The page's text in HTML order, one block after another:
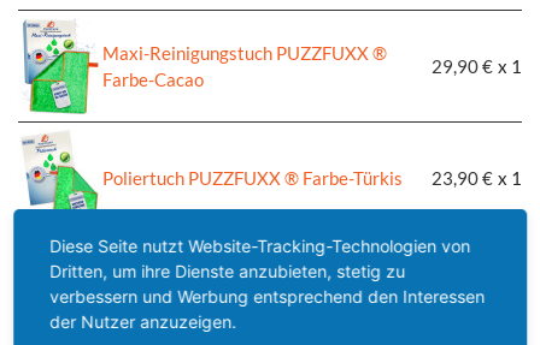
Maxi-Reinigungstuch PUZZFUXX ®
Farbe-Cacao
29,90 € x 1
Poliertuch PUZZFUXX ® Farbe-Türkis 23,90 € x 1
Reinigungstuch PUZZFUXX ® Farbe-
Türkis
18,50 €
Diese Seite nutzt Website-Tracking-Technologien von
Dritten, um ihre Dienste anzubieten, stetig zu
verbessern und Werbung entsprechend den Interessen
der Nutzer anzuzeigen.